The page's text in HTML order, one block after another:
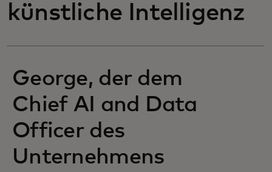
künstliche Intelligenz
George, der dem
Chief AI and Data
Officer des
Unternehmens